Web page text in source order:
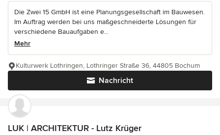
Die Zwei 15 GmbH ist eine Planungsgesellschaft im Bauwesen.
Im Auftrag werden bei uns maßgeschneiderte Lösungen für
verschiedene Bauaufgaben e...
Mehr
Nachricht
Kulturwerk Lothringen, Lothringer Straße 36, 44805 Bochum
LUK | ARCHITEKTUR - Lutz Krüger